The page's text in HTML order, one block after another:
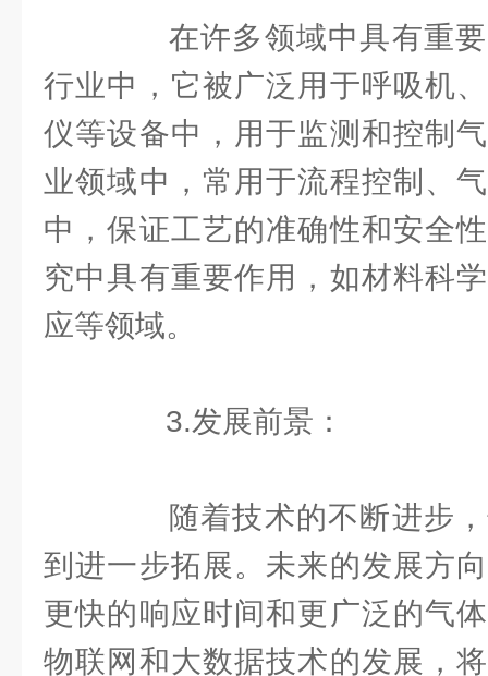
在许多领域中具有重要
行业中，它被广泛用于呼吸机
仪等设备中，用于监测和控制
业领域中，常用于流程控制、
中，保证工艺的准确性和安全
究中具有重要作用，如材料科
应等领域。
3.发展前景：
随着技术的不断进步，
到进一步拓展。未来的发展方
更快的响应时间和更广泛的气
物联网和大数据技术的发展，